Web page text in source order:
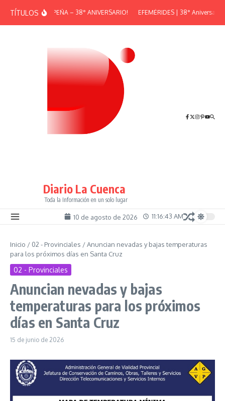
TÍTULOS¡GRAN PEÑA – 38° ANIVERSARIO! EFEMÉRIDES | 38°
Diario La Cuenca
Toda la Información en un solo lugar
10 de agosto de 2026 11:16:43 AM
Inicio / 02 - Provinciales /Anuncian nevadas y bajas temperaturas
para los próximos días en Santa Cruz
02 - Provinciales
Anuncian nevadas y bajas
temperaturas para los próximos
días en Santa Cruz
15 de junio de 2026